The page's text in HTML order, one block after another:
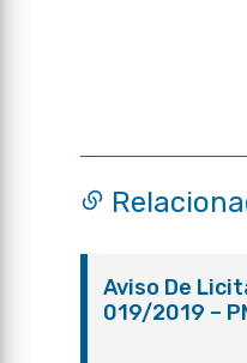
Aviso De
019/2019 –